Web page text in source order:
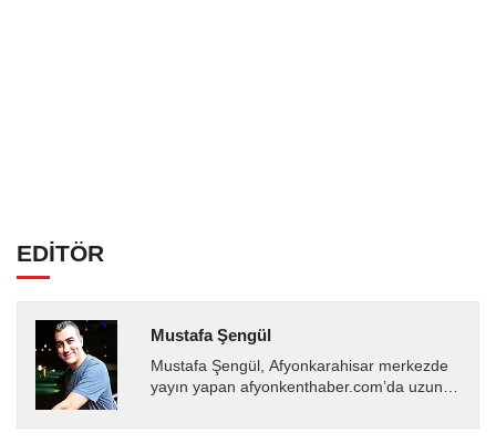
EDİTÖR
Mustafa Şengül
Mustafa Şengül, Afyonkarahisar merkezde
yayın yapan afyonkenthaber.com’da uzun
almakta, haber akışı...